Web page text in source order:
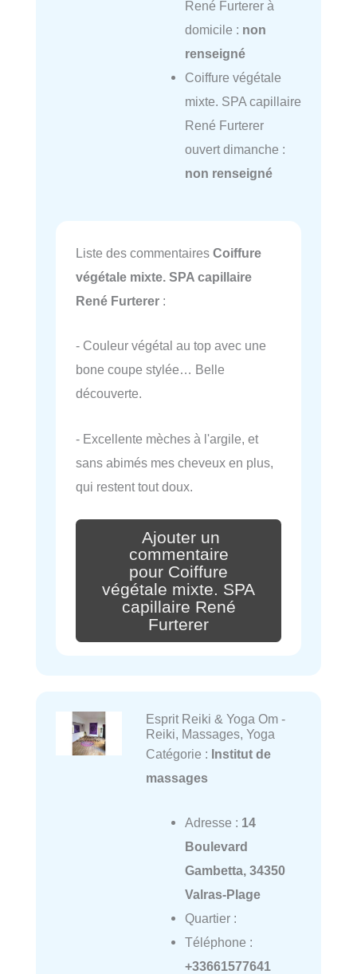
René Furterer à
domicile : non
renseigné
Coiffure végétale
mixte. SPA capillaire
René Furterer
ouvert dimanche :
non renseigné
Liste des commentaires Coiffure
végétale mixte. SPA capillaire
René Furterer :
- Couleur végétal au top avec une
bone coupe stylée… Belle
découverte.
- Excellente mèches à l'argile, et
sans abimés mes cheveux en plus,
qui restent tout doux.
Ajouter un
commentaire
pour Coiffure
végétale mixte. SPA
capillaire René
Furterer
Esprit Reiki & Yoga Om -
Reiki, Massages, Yoga
Catégorie : Institut de
massages
Adresse : 14
Boulevard
Gambetta, 34350
Valras-Plage
Quartier :
Téléphone :
+33661577641